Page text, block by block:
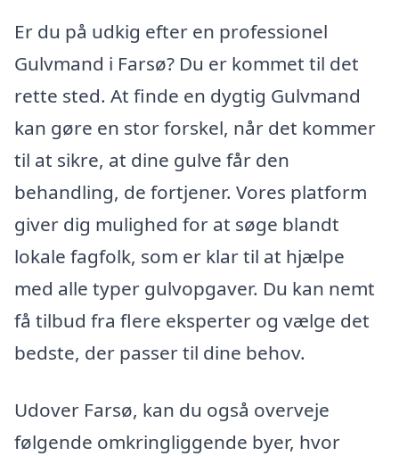
Er du på udkig efter en professionel
Gulvmand i Farsø? Du er kommet til det
rette sted. At finde en dygtig Gulvmand
kan gøre en stor forskel, når det kommer
til at sikre, at dine gulve får den
behandling, de fortjener. Vores platform
giver dig mulighed for at søge blandt
lokale fagfolk, som er klar til at hjælpe
med alle typer gulvopgaver. Du kan nemt
få tilbud fra flere eksperter og vælge det
bedste, der passer til dine behov.
Udover Farsø, kan du også overveje
følgende omkringliggende byer, hvor